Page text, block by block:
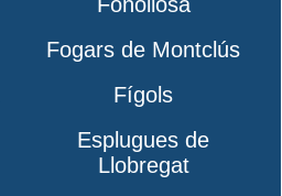
Fogars de Montclús
Fígols
Esplugues de
Llobregat